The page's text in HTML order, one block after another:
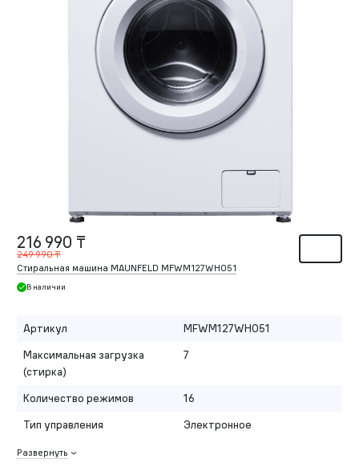
216 990 ₸
249 990 ₸
Стиральная машина MAUNFELD MFWM127WH051
В наличии
Артикул
MFWM127WH051
Максимальная загрузка
(стирка)
7
Количество режимов
16
Тип управления
Электронное
Развернуть